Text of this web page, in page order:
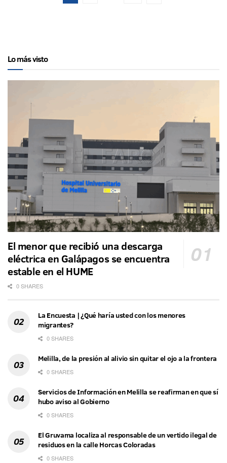
Lo más visto
El menor que recibió una descarga
eléctrica en Galápagos se encuentra
estable en el HUME
0 SHARES
La Encuesta | ¿Qué haría usted con los menores
migrantes?
0 SHARES
Melilla, de la presión al alivio sin quitar el ojo a la frontera
0 SHARES
Servicios de Información en Melilla se reafirman en que sí
hubo aviso al Gobierno
0 SHARES
El Gruvama localiza al responsable de un vertido ilegal de
residuos en la calle Horcas Coloradas
0 SHARES